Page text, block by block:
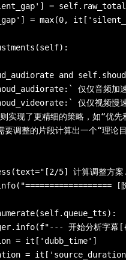
=
= max(0,
and
仅仅音频加
仅仅视频慢
现了更精细的策略，如“优先
调整的片段计算出一个“理论
5] 计算调整方
[
开始分析字幕
= it['dubb_time']
=